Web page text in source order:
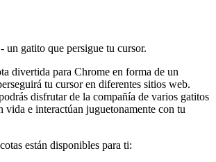
un gatito que persigue tu cursor.
divertida para Chrome en forma de un
tu cursor en diferentes sitios web.
disfrutar de la compañía de varios gatitos
vida e interactúan juguetonamente con tu
están disponibles para ti: